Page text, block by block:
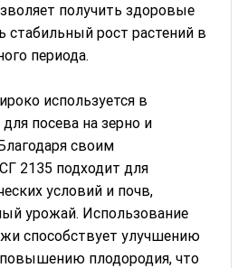
получить здоровые
стабильный рост растений в
периода.
используется в
посева на зерно и
своим
2135 подходит для
условий и почв,
урожай. Использование
способствует улучшению
плодородия, что